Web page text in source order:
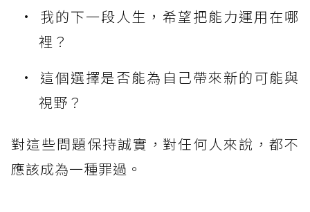
我的下一段人生，希望把能力運用在哪
裡？
這個選擇是否能為自己帶來新的可能與
視野？
對這些問題保持誠實，對任何人來說，都不
應該成為一種罪過。